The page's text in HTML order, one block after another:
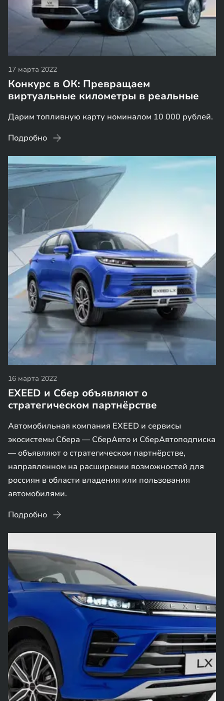
17 марта 2022
Конкурс в ОК: Превращаем
виртуальные километры в реальные
Дарим топливную карту номиналом 10 000 рублей.
Подробно
16 марта 2022
EXEED и Сбер объявляют о
стратегическом партнёрстве
Автомобильная компания EXEED и сервисы
экосистемы Сбера — СберАвто и СберАвтоподписка
— объявляют о стратегическом партнёрстве,
направленном на расширении возможностей для
россиян в области владения или пользования
автомобилями.
Подробно